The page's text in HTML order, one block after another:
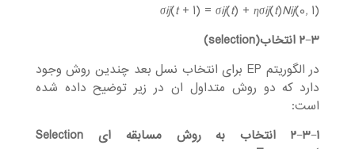
σij(t+ 1) =σij(t) +ησij(t)Nij(0,1)
۲−۳ انتخاب
(selection)
در الگوریتم EP برای انتخاب نسل بعد چندین روش وجود
دارد که دو روش متداول ان در زیر توضیح داده شده
است:
۲−۳−۱ انتخاب به روش مسابقه ای
Selection